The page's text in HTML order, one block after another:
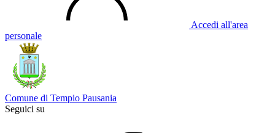
Accedi all'area
personale
Comune di Tempio Pausania
Seguici su